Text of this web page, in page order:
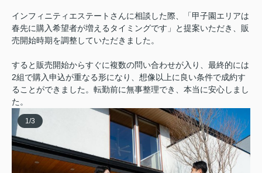
インフィニティエステートさんに相談した際、「甲子園エリアは
春先に購入希望者が増えるタイミングです」と提案いただき、販
売開始時期を調整していただきました。
すると販売開始からすぐに複数の問い合わせが入り、最終的には
2組で購入申込が重なる形になり、想像以上に良い条件で成約す
ることができました。転勤前に無事整理でき、本当に安心しまし
た。
1/3